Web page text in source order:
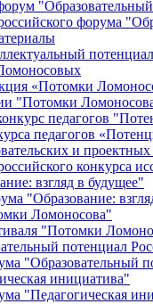
форума
«Потомки
"Потомки
педагогов
педагогов
и
конкурса
взгляд в будущее"
"Образование:
Ломоносова"
"Потомки
потенциал
"Образовательный
инициатива"
"Педагогическая